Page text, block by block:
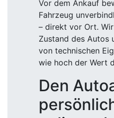
Vor dem Ankauf
Fahrzeug
– direkt vor Ort.
Zustand des Autos
von technischen
wie hoch der Wert
Den